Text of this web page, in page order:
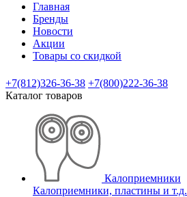
Главная
Бренды
Новости
Акции
Товары со скидкой
+7(812)326-36-38 +7(800)222-36-38
Каталог товаров
Калоприемники
Калоприемники, пластины и т.д.